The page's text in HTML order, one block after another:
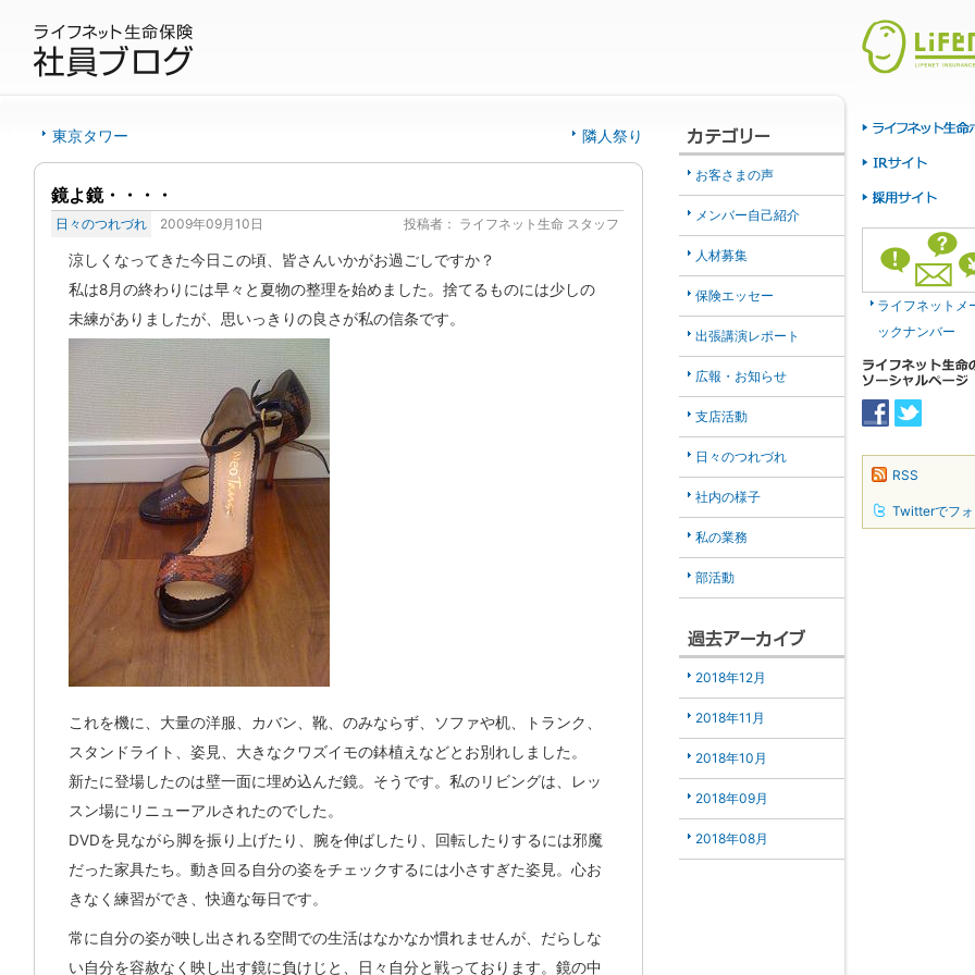
東京タワー 隣人祭り
鏡よ鏡・・・・
日々のつれづれ 2009年09月10日 投稿者： ライフネット生命 スタッフ
涼しくなってきた今日この頃、皆さんいかがお過ごしですか？
私は8月の終わりには早々と夏物の整理を始めました。捨てるものには少しの
未練がありましたが、思いっきりの良さが私の信条です。
これを機に、大量の洋服、カバン、靴、のみならず、ソファや机、トランク、
スタンドライト、姿見、大きなクワズイモの鉢植えなどとお別れしました。
新たに登場したのは壁一面に埋め込んだ鏡。そうです。私のリビングは、レッ
スン場にリニューアルされたのでした。
DVDを見ながら脚を振り上げたり、腕を伸ばしたり、回転したりするには邪魔
だった家具たち。動き回る自分の姿をチェックするには小さすぎた姿見。心お
きなく練習ができ、快適な毎日です。
常に自分の姿が映し出される空間での生活はなかなか慣れませんが、だらしな
い自分を容赦なく映し出す鏡に負けじと、日々自分と戦っております。鏡の中
お客さまの声
メンバー自己紹介
人材募集
保険エッセー
出張講演レポート
広報・お知らせ
支店活動
日々のつれづれ
社内の様子
私の業務
部活動
2018年12月
2018年11月
2018年10月
2018年09月
2018年08月
ライフネットメ
ックナンバー
RSS
Twitterでフ